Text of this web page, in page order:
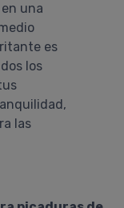
una
es
los
las